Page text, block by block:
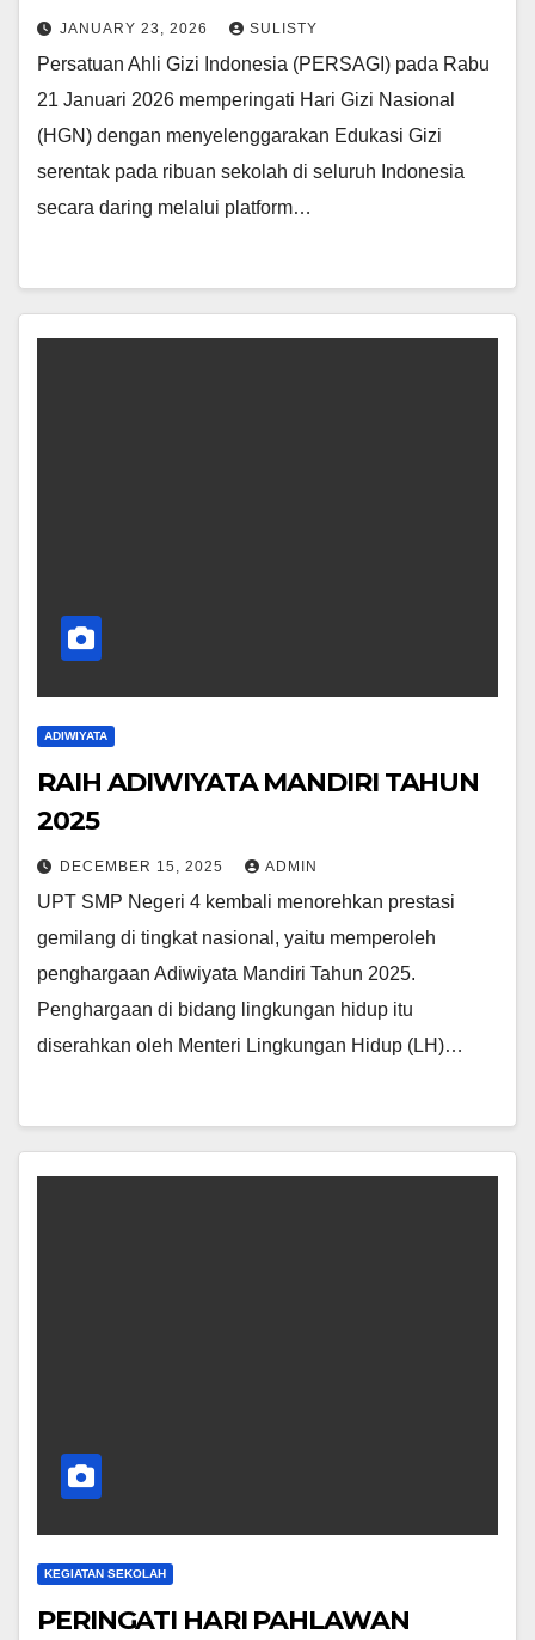
JANUARY 23, 2026 SULISTY
Persatuan Ahli Gizi Indonesia (PERSAGI) pada Rabu
21 Januari 2026 memperingati Hari Gizi Nasional
(HGN) dengan menyelenggarakan Edukasi Gizi
serentak pada ribuan sekolah di seluruh Indonesia
secara daring melalui platform…
ADIWIYATA
RAIH ADIWIYATA MANDIRI TAHUN
2025
DECEMBER 15, 2025 ADMIN
UPT SMP Negeri 4 kembali menorehkan prestasi
gemilang di tingkat nasional, yaitu memperoleh
penghargaan Adiwiyata Mandiri Tahun 2025.
Penghargaan di bidang lingkungan hidup itu
diserahkan oleh Menteri Lingkungan Hidup (LH)…
KEGIATAN SEKOLAH
PERINGATI HARI PAHLAWAN